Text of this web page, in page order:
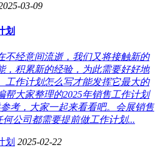
03-09
划
不经意间流逝，我们又将接触新的
，积累新的经验，为此需要好好地
工作计划怎么写才能发挥它最大的
帮大家整理的2025年销售工作计划
参考，大家一起来看看吧。会展销售
公司都需要提前做工作计划...
划 2025-02-22